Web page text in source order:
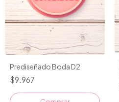
Prediseñado Boda D2
$9.967